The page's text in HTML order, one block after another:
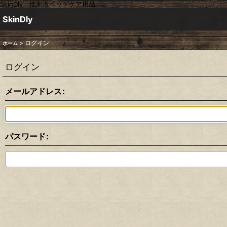
SkinDly 低刺激ペットケア用品
SkinDly
ホーム > ログイン
ログイン
メールアドレス:
パスワード: